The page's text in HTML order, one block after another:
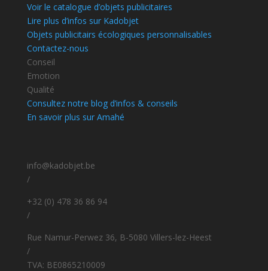
Voir le catalogue d’objets publicitaires
Lire plus d’infos sur Kadobjet
Objets publicitairs écologiques personnalisables
Contactez-nous
Conseil
Emotion
Qualité
Consultez notre blog d’infos & conseils
En savoir plus sur Amahé
info@kadobjet.be
/
+32 (0) 478 36 86 94
/
Rue Namur-Perwez 36, B-5080 Villers-lez-Heest
/
TVA: BE0865210009